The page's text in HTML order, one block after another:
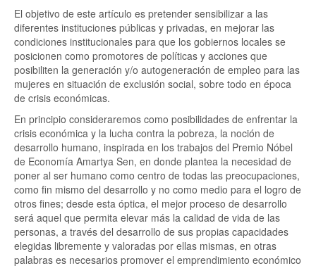
El objetivo de este artículo es pretender sensibilizar a las
diferentes instituciones públicas y privadas, en mejorar las
condiciones institucionales para que los gobiernos locales se
posicionen como promotores de políticas y acciones que
posibiliten la generación y/o autogeneración de empleo para las
mujeres en situación de exclusión social, sobre todo en época
de crisis económicas.
En principio consideraremos como posibilidades de enfrentar la
crisis económica y la lucha contra la pobreza, la noción de
desarrollo humano, inspirada en los trabajos del Premio Nóbel
de Economía Amartya Sen, en donde plantea la necesidad de
poner al ser humano como centro de todas las preocupaciones,
como fin mismo del desarrollo y no como medio para el logro de
otros fines; desde esta óptica, el mejor proceso de desarrollo
será aquel que permita elevar más la calidad de vida de las
personas, a través del desarrollo de sus propias capacidades
elegidas libremente y valoradas por ellas mismas, en otras
palabras es necesarios promover el emprendimiento económico